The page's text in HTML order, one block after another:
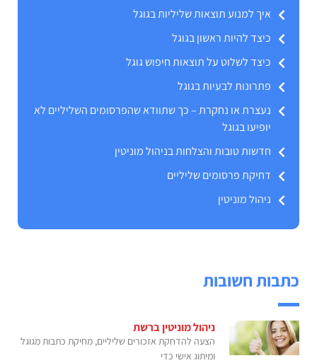
איך למנוע תוצאות שליליות בגוגל
כיצד להיות ראשון בגוגל
כיצד לשלוט על תוצאות חיפוש גוגל
פתרונות לבעיות בגוגל
נעצרת או נחקרת – כך שתוודא שהפרסומים השליליים לא
יופיעו בגוגל
חדשות טובות והצלחות בניהול מוניטין
דחיקת פרסומים שליליים
ניהול מוניטין
כתבות חשובות
ניהול מוניטין ברשת
הצעה להדחקת אזכורים שליליים, מחיקת כתבות מגוגל
ומיתוג אישי כדי